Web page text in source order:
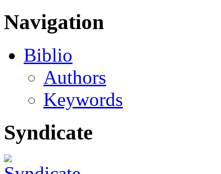
Navigation
Biblio
Authors
Keywords
Syndicate